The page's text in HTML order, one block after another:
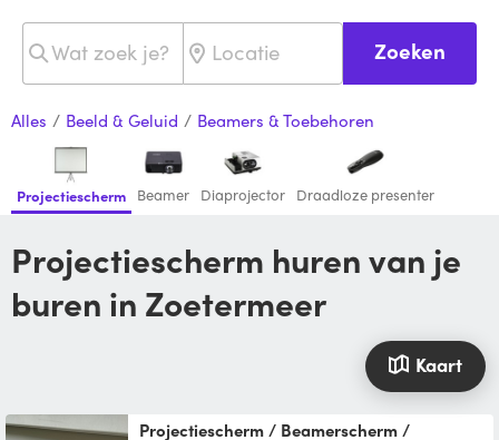
Zoeken
Alles / Beeld & Geluid / Beamers & Toebehoren
Projectiescherm Beamer Diaprojector Draadloze presenter
Projectiescherm huren van je
buren in Zoetermeer
Kaart
Projectiescherm / Beamerscherm /